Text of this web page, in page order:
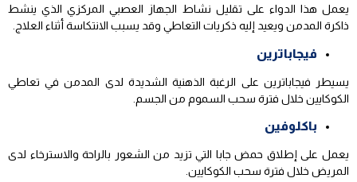
يعمل هذا الدواء على تقليل نشاط الجهاز العصبي المركزي الذي ينشط
ذاكرة المدمن ويعيد إليه ذكريات التعاطي وقد يسبب الانتكاسة أثناء العلاج.
فيجاباترين
يسيطر فيجاباترين على الرغبة الذهنية الشديدة لدى المدمن في تعاطي
الكوكايين خلال فترة سحب السموم من الجسم.
باكلوفين
يعمل على إطلاق حمض جابا التي تزيد من الشعور بالراحة والاسترخاء لدى
المريض خلال فترة سحب الكوكايين.